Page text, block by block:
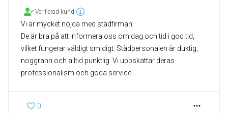
Verifierad kund
Vi är mycket nöjda med städfirman.
De är bra på att informera oss om dag och tid i god tid,
vilket fungerar väldigt smidigt. Städpersonalen är duktig,
noggrann och alltid punktlig. Vi uppskattar deras
professionalism och goda service.
0